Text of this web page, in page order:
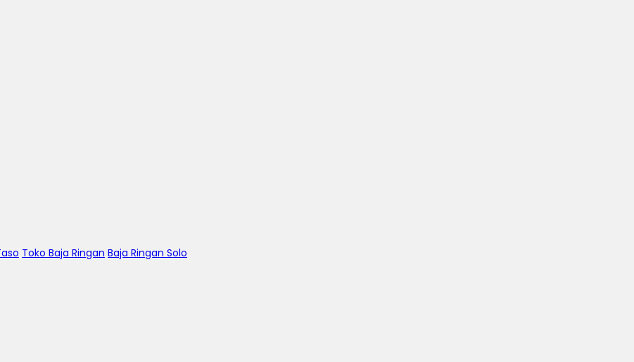
Toko Baja Ringan Baja Ringan Solo